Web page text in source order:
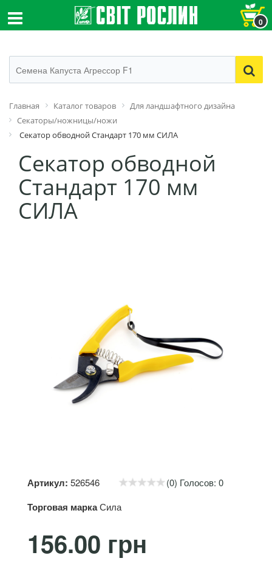
0
Главная Каталог товаров
Для ландшафтного дизайна
Секаторы/ножницы/ножи
Секатор обводной Стандарт 170 мм СИЛА
Секатор обводной
Стандарт 170 мм
СИЛА
Артикул: 526546 (0) Голосов: 0
Торговая маркаСила
156.00 грн